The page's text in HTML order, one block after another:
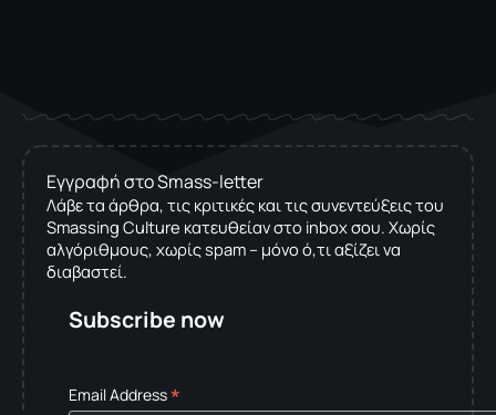
Εγγραφή στο Smass-letter
Λάβε τα άρθρα, τις κριτικές και τις συνεντεύξεις του
Smassing Culture κατευθείαν στο inbox σου. Χωρίς
αλγόριθμους, χωρίς spam – μόνο ό,τι αξίζει να
διαβαστεί.
Subscribe now
Email Address*